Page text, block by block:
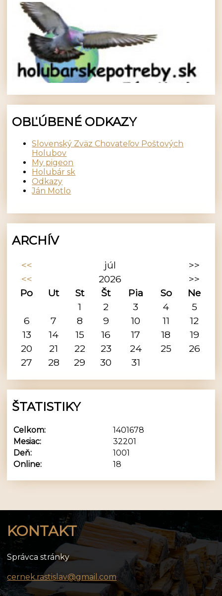
OBĽÚBENÉ ODKAZY
Slovenský Zväz Chovateľov Poštových
Holubov
My pigeon
Holubár sk
Odkazy
Ján Motlo
ARCHÍV
<< júl
>>
<<
2026
>>
Po
Ut St Št Pia So
Ne
1
2 3 4
5
6
7 8 9 10 11
12
13
14 15 16 17 18
19
20
21 22 23 24 25
26
27
28 29 30 31
ŠTATISTIKY
Online: 18
Celkom:
1401678
Mesiac:
32201
Deň:
1001
KONTAKT
Správca stránky
cernek.rastislav@gmail.com